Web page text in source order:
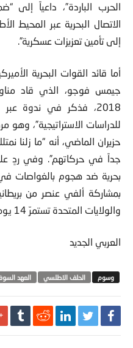
الحرب الباردة”، داعياً
الاتصال البحرية عبر
إلى تأمين تعزيزات عسكرية”.
أما قائد القوات البحرية
جيمس فوجو، الذي قاد
2018، فذكر في ندوة
حزيران الماضي، أنه “ما زلنا
جداً في حركاتهم”. وفي ردٍ
بمشاركة ألفي عنصر من
والولايات المتحدة تستمرّ 14 يوماً.
العربي الجديد
الحلف الاطلسي العهد